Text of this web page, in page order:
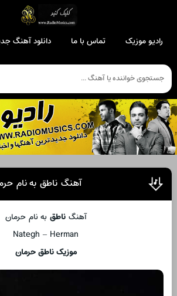
رادیو موزیک تماس با ما دانلود آهنگ
آهنگ ناطق به نام
آهنگناطق به نام حرمان
Nategh – Herman
موزیک ناطق حرمان